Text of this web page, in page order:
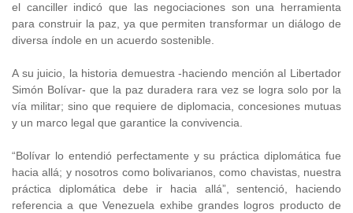
el canciller indicó que las negociaciones son una herramienta
para construir la paz, ya que permiten transformar un diálogo de
diversa índole en un acuerdo sostenible.
A su juicio, la historia demuestra -haciendo mención al Libertador
Simón Bolívar- que la paz duradera rara vez se logra solo por la
vía militar; sino que requiere de diplomacia, concesiones mutuas
y un marco legal que garantice la convivencia.
“Bolívar lo entendió perfectamente y su práctica diplomática fue
hacia allá; y nosotros como bolivarianos, como chavistas, nuestra
práctica diplomática debe ir hacia allá”, sentenció, haciendo
referencia a que Venezuela exhibe grandes logros producto de